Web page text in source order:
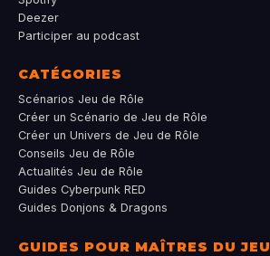
Deezer
Participer au podcast
CATÉGORIES
Scénarios Jeu de Rôle
Créer un Scénario de Jeu de Rôle
Créer un Univers de Jeu de Rôle
Conseils Jeu de Rôle
Actualités Jeu de Rôle
Guides Cyberpunk RED
Guides Donjons & Dragons
GUIDES POUR MAÎTRES DU JEU